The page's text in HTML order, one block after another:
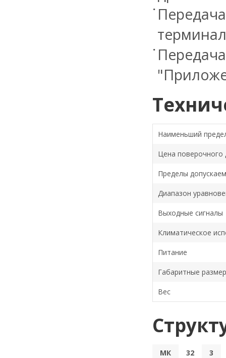
Наименьший
Цена поверочного
Пределы
Диапазон
Выходные сигналы
Климатическое
Питание
Габаритные
Вес
МК 32 3